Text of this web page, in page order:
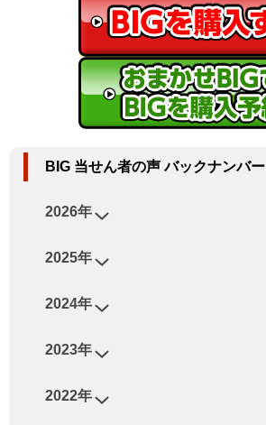
BIG 当せん者の声 バックナンバー
2022年
2023年
2024年
2025年
2026年